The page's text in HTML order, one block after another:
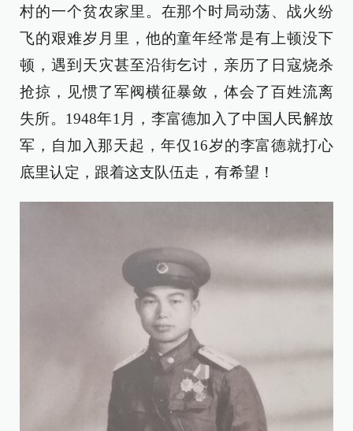
村的一个贫农家里。在那个时局动荡、战火纷
飞的艰难岁月里，他的童年经常是有上顿没下
顿，遇到天灾甚至沿街乞讨，亲历了日寇烧杀
抢掠，见惯了军阀横征暴敛，体会了百姓流离
失所。1948年1月，李富德加入了中国人民解放
军，自加入那天起，年仅16岁的李富德就打心
底里认定，跟着这支队伍走，有希望！